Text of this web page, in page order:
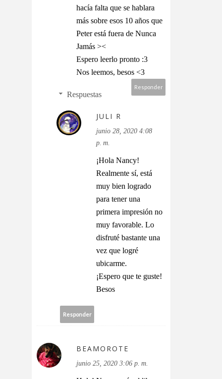
hacía falta que se hablara
más sobre esos 10 años que
Peter está fuera de Nunca
Jamás ><
Espero leerlo pronto :3
Nos leemos, besos <3
Responder
Respuestas
JULI R
junio 28, 2020 4:08
p. m.
¡Hola Nancy!
Realmente sí, está
muy bien logrado
para tener una
primera impresión no
muy favorable. Lo
disfruté bastante una
vez que logré
ubicarme.
¡Espero que te guste!
Besos
Responder
BEAMOROTE
junio 25, 2020 3:06 p. m.